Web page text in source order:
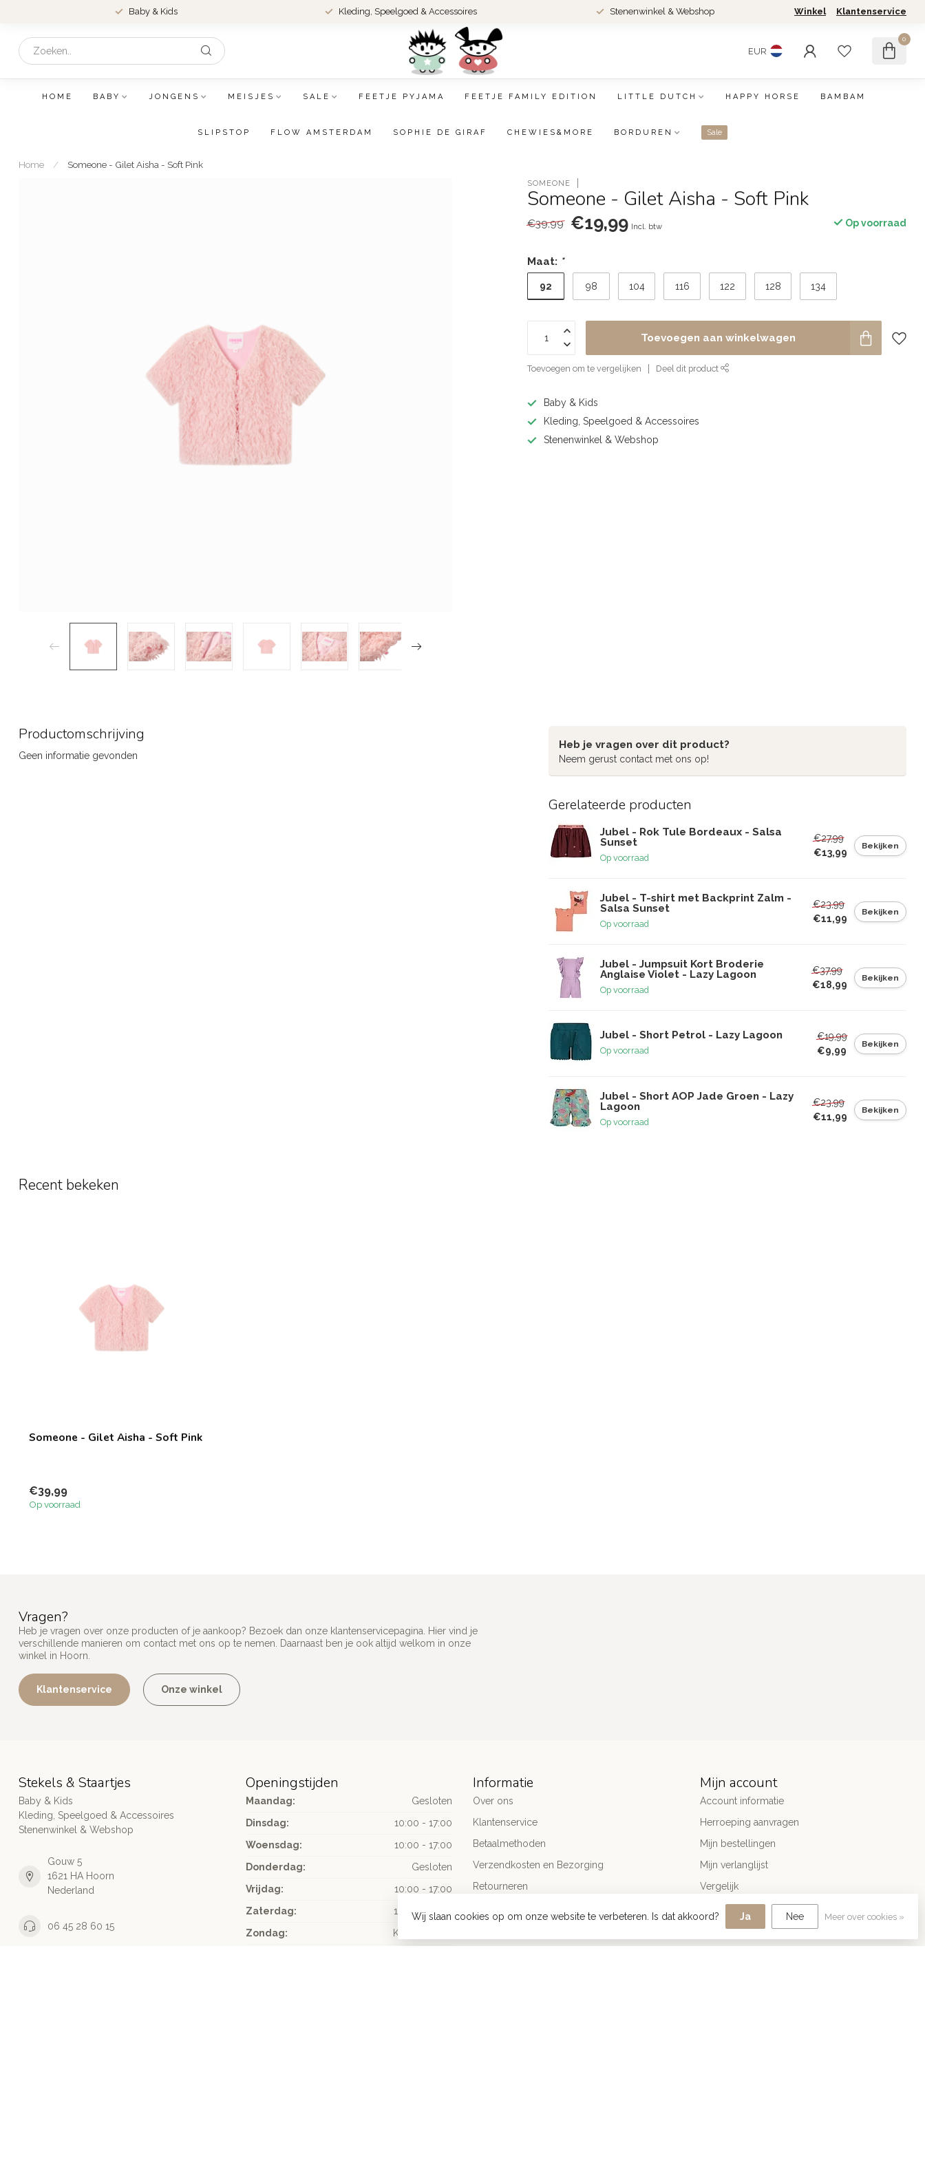
Baby & Kids Kleding, Speelgoed & Accessoires Stenenwinkel & Webshop Winkel Klantenservice
EUR
0
HOME BABY JONGENS MEISJES SALE FEETJE PYJAMA FEETJE FAMILY EDITION LITTLE DUTCH HAPPY HORSE BAMBAM
SLIPSTOP FLOW AMSTERDAM SOPHIE DE GIRAF CHEWIES&MORE BORDUREN Sale
Home / Someone - Gilet Aisha - Soft Pink
SOMEONE
Someone - Gilet Aisha - Soft Pink
€39,99 €19,99 Incl. btw Op voorraad
Maat: *
92 98 104 116 122 128 134
Toevoegen aan winkelwagen
Toevoegen om te vergelijken Deel dit product
Baby & Kids
Kleding, Speelgoed & Accessoires
Stenenwinkel & Webshop
Productomschrijving
Geen informatie gevonden
Heb je vragen over dit product?
Neem gerust contact met ons op!
Gerelateerde producten
Jubel - Rok Tule Bordeaux - Salsa
Sunset
Op voorraad
€27,99
€13,99
Bekijken
Jubel - T-shirt met Backprint Zalm -
Salsa Sunset
Op voorraad
€23,99
€11,99
Bekijken
Jubel - Jumpsuit Kort Broderie
Anglaise Violet - Lazy Lagoon
Op voorraad
€37,99
€18,99
Bekijken
Jubel - Short Petrol - Lazy Lagoon
Op voorraad
€19,99
€9,99
Bekijken
Jubel - Short AOP Jade Groen - Lazy
Lagoon
Op voorraad
€23,99
€11,99
Bekijken
Recent bekeken
Someone - Gilet Aisha - Soft Pink
€39,99
Op voorraad
Vragen?
Heb je vragen over onze producten of je aankoop? Bezoek dan onze klantenservicepagina. Hier vind je
verschillende manieren om contact met ons op te nemen. Daarnaast ben je ook altijd welkom in onze
winkel in Hoorn.
Klantenservice Onze winkel
Stekels & Staartjes
Baby & Kids
Kleding, Speelgoed & Accessoires
Stenenwinkel & Webshop
Gouw 5
1621 HA Hoorn
Nederland
06 45 28 60 15
Openingstijden
Maandag:
Gesloten
Dinsdag:
10:00 - 17:00
Woensdag:
10:00 - 17:00
Donderdag:
Gesloten
Vrijdag:
10:00 - 17:00
Zaterdag:
10:00 - 16:30
Zondag:
Koopzondag
Informatie
Over ons
Klantenservice
Betaalmethoden
Verzendkosten en Bezorging
Retourneren
Mijn account
Account informatie
Herroeping aanvragen
Mijn bestellingen
Mijn verlanglijst
Vergelijk
Alle producten
Wij slaan cookies op om onze website te verbeteren. Is dat akkoord?
Ja Nee Meer over cookies »